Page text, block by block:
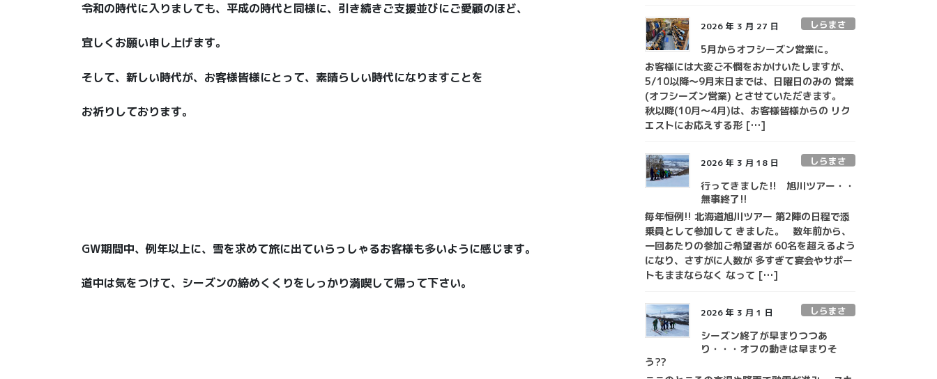
令和の時代に入りましても、平成の時代と同様に、引き続きご支援並びにご愛顧のほど、
宜しくお願い申し上げます。
そして、新しい時代が、お客様皆様にとって、素晴らしい時代になりますことを
お祈りしております。
GW期間中、例年以上に、雪を求めて旅に出ていらっしゃるお客様も多いように感じます。
道中は気をつけて、シーズンの締めくくりをしっかり満喫して帰って下さい。
2026 年 3 月 27 日 しらまさ
5月からオフシーズン営業に。
お客様には大変ご不憫をおかけいたしますが、
5/10以降～9月末日までは、日曜日のみの 営業
(オフシーズン営業) とさせていただきます。
秋以降(10月～4月)は、お客様皆様からの リク
エストにお応えする形 […]
2026 年 3 月 18 日 しらまさ
行ってきました!! 旭川ツアー・・
無事終了!!
毎年恒例!! 北海道旭川ツアー 第2陣の日程で添
乗員として参加して きました。 数年前から、
一回あたりの参加ご希望者が 60名を超えるよう
になり、さすがに人数が 多すぎて宴会やサポー
トもままならなく なって […]
2026 年 3 月 1 日 しらまさ
シーズン終了が早まりつつあ
り・・・オフの動きは早まりそ
う??